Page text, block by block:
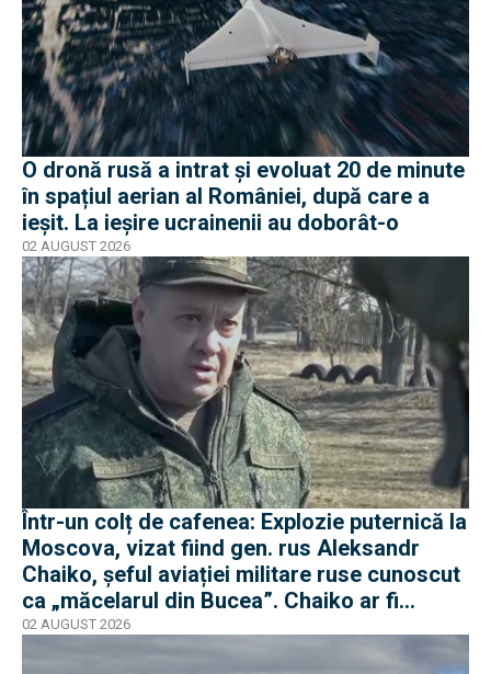
O dronă rusă a intrat și evoluat 20 de minute
în spațiul aerian al României, după care a
ieșit. La ieșire ucrainenii au doborât-o
02 AUGUST 2026
Într-un colț de cafenea: Explozie puternică la
Moscova, vizat fiind gen. rus Aleksandr
Chaiko, șeful aviației militare ruse cunoscut
ca „măcelarul din Bucea”. Chaiko ar fi
supraviețuit
02 AUGUST 2026